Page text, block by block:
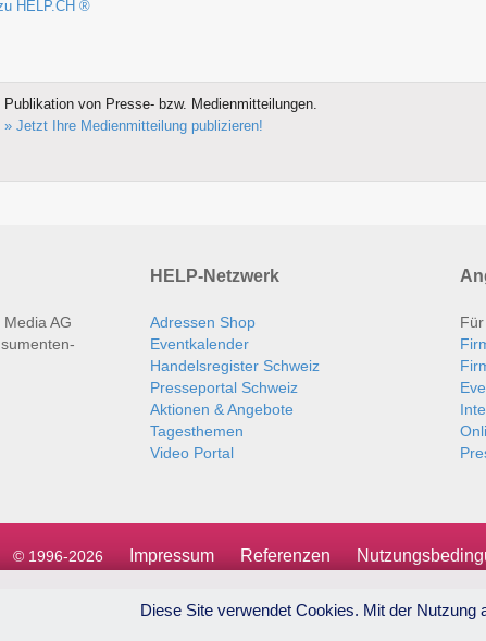
HELP.CH ®
Publikation von Presse- bzw. Medienmitteilungen.
» Jetzt Ihre Medienmitteilung publizieren!
AG
HELP-Netzwerk
Adressen Shop
Eventkalender
Handelsregister Schweiz
Presseportal Schweiz
Aktionen & Angebote
Tagesthemen
Video Portal
© 1996-2026 Impressum Referenzen
Diese Site verwendet Cookies. Mit der Nutzung